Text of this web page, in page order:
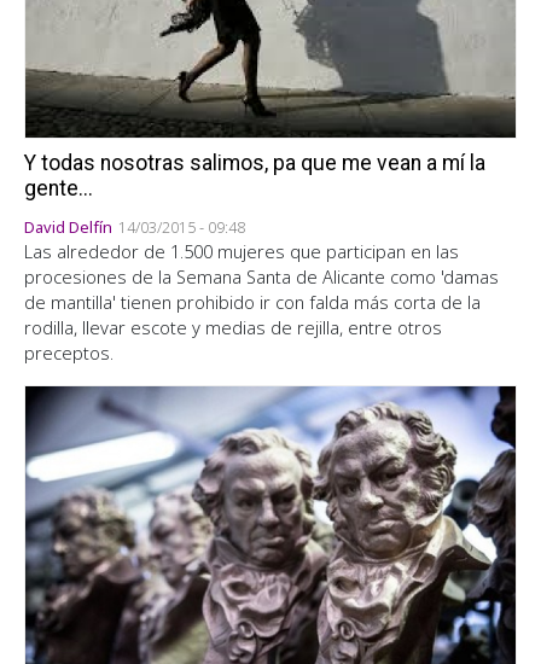
Y todas nosotras salimos, pa que me vean a mí la
gente...
David Delfín 14/03/2015 - 09:48
Las alrededor de 1.500 mujeres que participan en las
procesiones de la Semana Santa de Alicante como 'damas
de mantilla' tienen prohibido ir con falda más corta de la
rodilla, llevar escote y medias de rejilla, entre otros
preceptos.